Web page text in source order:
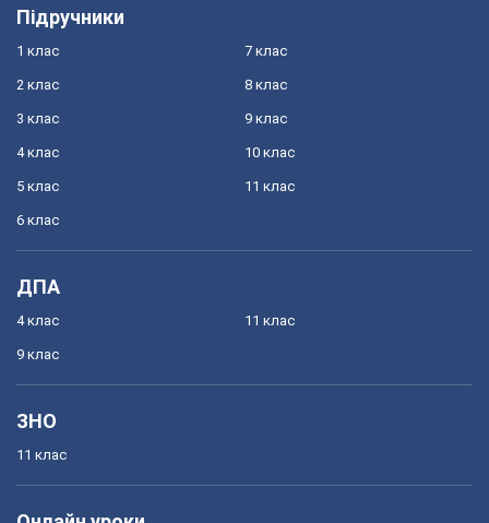
Підручники
1 клас
2 клас
3 клас
4 клас
5 клас
6 клас
7 клас
8 клас
9 клас
10 клас
11 клас
ДПА
4 клас
9 клас
11 клас
ЗНО
11 клас